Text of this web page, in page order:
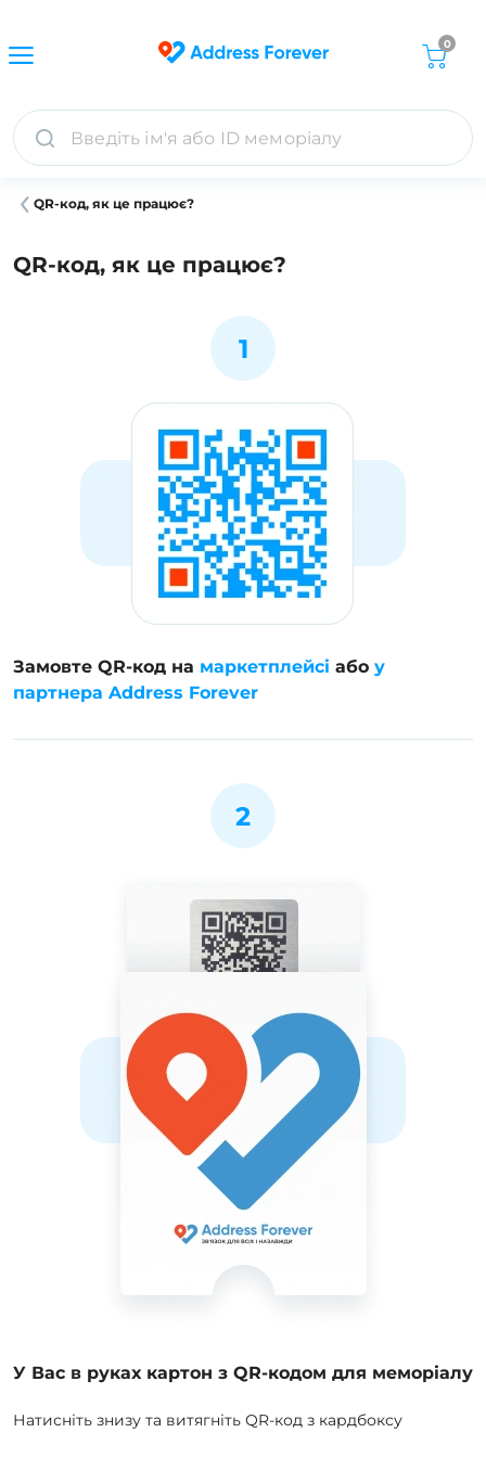
0
QR-код, як це працює?
QR-код, як це працює?
1
Замовте QR-код на маркетплейсі або у
партнера Address Forever
2
У Вас в руках картон з QR-кодом для меморіалу
Натисніть знизу та витягніть QR-код з кардбоксу